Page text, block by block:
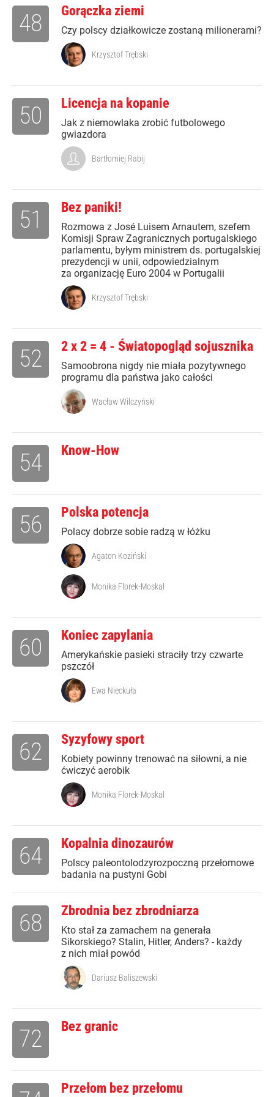
Gorączka ziemi
Czy polscy działkowicze zostaną milionerami?
48
Krzysztof Trębski
Licencja na kopanie
Jak z niemowlaka zrobić futbolowego
gwiazdora
50
Bartłomiej Rabij
Bez paniki!
Rozmowa z José Luisem Arnautem, szefem
Komisji Spraw Zagranicznych portugalskiego
parlamentu, byłym ministrem ds. portugalskiej
prezydencji w unii, odpowiedzialnym
za organizację Euro 2004 w Portugalii
51
Krzysztof Trębski
2 x 2 = 4 - Światopogląd sojusznika
Samoobrona nigdy nie miała pozytywnego
programu dla państwa jako całości
52
Wacław Wilczyński
Know-How
54
Polska potencja
Polacy dobrze sobie radzą w łóżku
56
Agaton Koziński
Monika Florek-Moskal
Koniec zapylania
Amerykańskie pasieki straciły trzy czwarte
pszczół
60
Ewa Nieckuła
Syzyfowy sport
Kobiety powinny trenować na siłowni, a nie
ćwiczyć aerobik
62
Monika Florek-Moskal
Kopalnia dinozaurów
Polscy paleontolodzyrozpoczną przełomowe
badania na pustyni Gobi
64
Zbrodnia bez zbrodniarza
Kto stał za zamachem na generała
Sikorskiego? Stalin, Hitler, Anders? - każdy
z nich miał powód
68
Dariusz Baliszewski
Bez granic
72
Przełom bez przełomu